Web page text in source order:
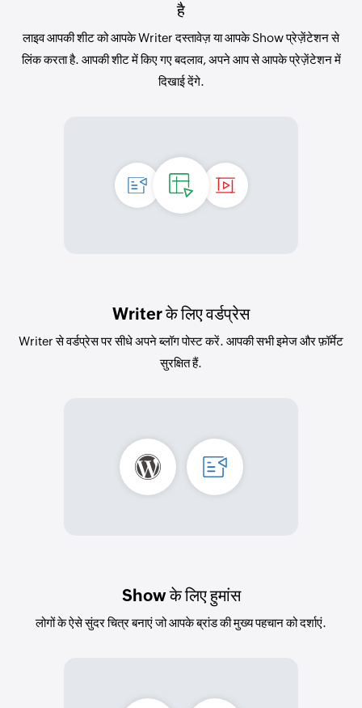
है
लाइव आपकी शीट को आपके Writer दस्तावेज़ या आपके Show प्रेज़ेंटेशन से
लिंक करता है. आपकी शीट में किए गए बदलाव, अपने आप से आपके प्रेज़ेंटेशन में
दिखाई देंगे.
Writer के लिए वर्डप्रेस
Writer से वर्डप्रेस पर सीधे अपने ब्लॉग पोस्ट करें. आपकी सभी इमेज और फ़ॉर्मेट
सुरक्षित हैं.
Show के लिए हुमांस
लोगों के ऐसे सुंदर चित्र बनाएं जो आपके ब्रांड की मुख्य पहचान को दर्शाएं.